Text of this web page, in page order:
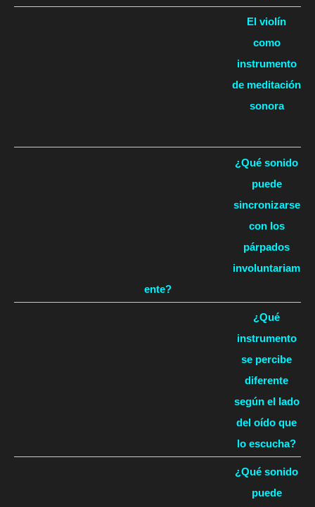
El violín
como
instrumento
de meditación
sonora
¿Qué sonido
puede
sincronizarse
con los
párpados
involuntariam
ente?
¿Qué
instrumento
se percibe
diferente
según el lado
del oído que
lo escucha?
¿Qué sonido
puede